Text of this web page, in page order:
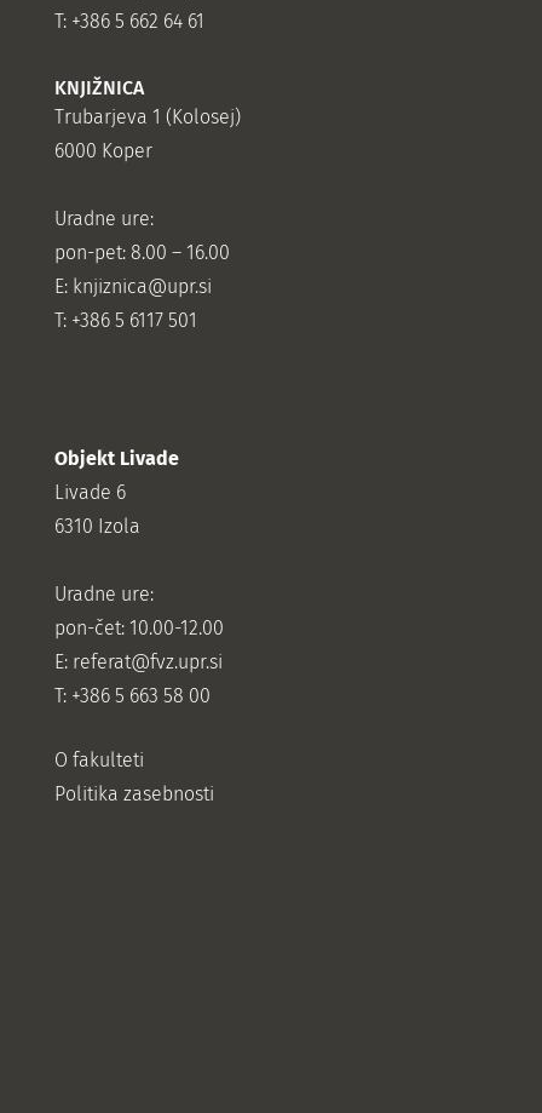
T: +386 5 662 64 61
KNJIŽNICA
Trubarjeva 1 (Kolosej)
6000 Koper
Uradne ure:
pon-pet: 8.00 – 16.00
E: knjiznica@upr.si
T: +386 5 6117 501
Objekt Livade
Livade 6
6310 Izola
Uradne ure:
pon-čet: 10.00-12.00
E: referat@fvz.upr.si
T: +386 5 663 58 00
O fakulteti
Politika zasebnosti